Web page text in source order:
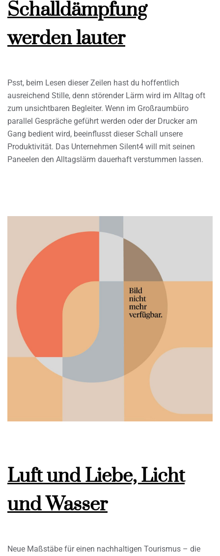
Schalldämpfung
werden lauter
Psst, beim Lesen dieser Zeilen hast du hoffentlich
ausreichend Stille, denn störender Lärm wird im Alltag oft
zum unsichtbaren Begleiter. Wenn im Großraumbüro
parallel Gespräche geführt werden oder der Drucker am
Gang bedient wird, beeinflusst dieser Schall unsere
Produktivität. Das Unternehmen Silent4 will mit seinen
Paneelen den Alltagslärm dauerhaft verstummen lassen.
Luft und Liebe, Licht
und Wasser
Neue Maßstäbe für einen nachhaltigen Tourismus – die